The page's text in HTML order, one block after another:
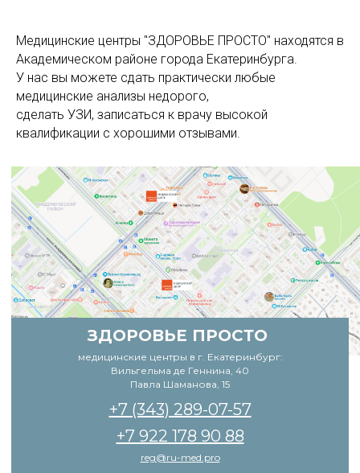
Медицинские центры "ЗДОРОВЬЕ ПРОСТО" находятся в
Академическом районе города Екатеринбурга.
У нас вы можете сдать практически любые
медицинские анализы недорого,
сделать УЗИ, записаться к врачу высокой
квалификации с хорошими отзывами.
ЗДОРОВЬЕ ПРОСТО
медицинские центры в г. Екатеринбург:
Вильгельма де Геннина, 40
Павла Шаманова, 15
reg@ru-med.pro
+7 (343) 289-07-57
+7 922 178 90 88